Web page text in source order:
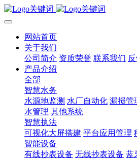
网站首页
关于我们
公司简介 资质荣誉 联系我们
产品介绍
全部
智慧水务
水源地监测 水厂自动化 漏损管
水管理 其他系统
智慧执法
可视化大屏搭建 平台应用管理
智能设备
有线抄表设备 无线抄表设备 蓝